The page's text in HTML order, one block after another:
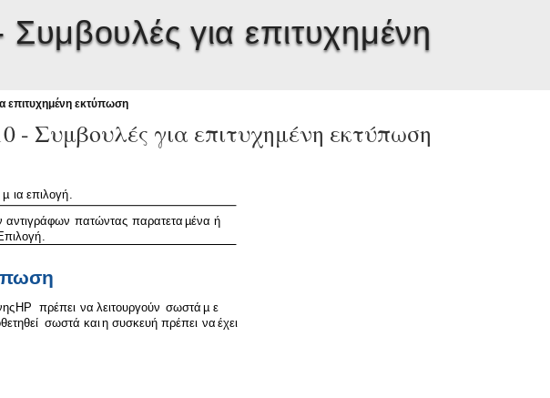
Συμβουλές για επιτυχημένη
επιτυχημένη εκτύπωση
- Συμβουλές για επιτυχημένη εκτύπωση
µ ια επιλογή.
αντιγράφων πατώντας παρατετα µένα ή
.
HP πρέπει να λειτουργούν σωστά µ ε
σωστά καιη συσκευή πρέπει να έχει